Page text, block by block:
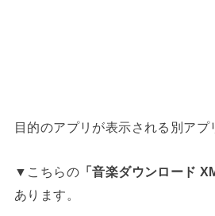
目的のアプリが表示される別アプ
▼こちらの「音楽ダウンロード
あります。